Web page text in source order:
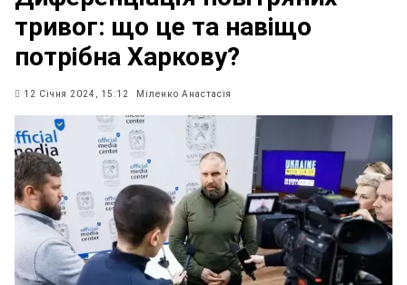
тривог: що це та навіщо
потрібна Харкову?
12 Січня 2024, 15:12 Міленко Анастасія